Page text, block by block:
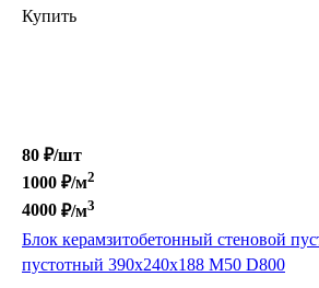
Купить
80 ₽/шт
1000 ₽/м2
4000 ₽/м3
Блок керамзитобетонный стеновой
пустотный 390х240х188 М50 D800